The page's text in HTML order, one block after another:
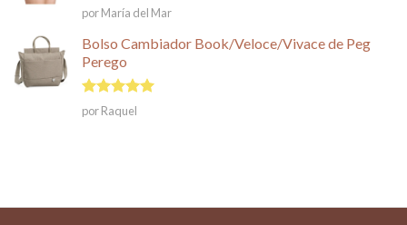
Valorado
en
5
por María del Mar
Bolso Cambiador Book/Veloce/Vivace de Peg
Perego
Valorado en
5
de 5
por Raquel